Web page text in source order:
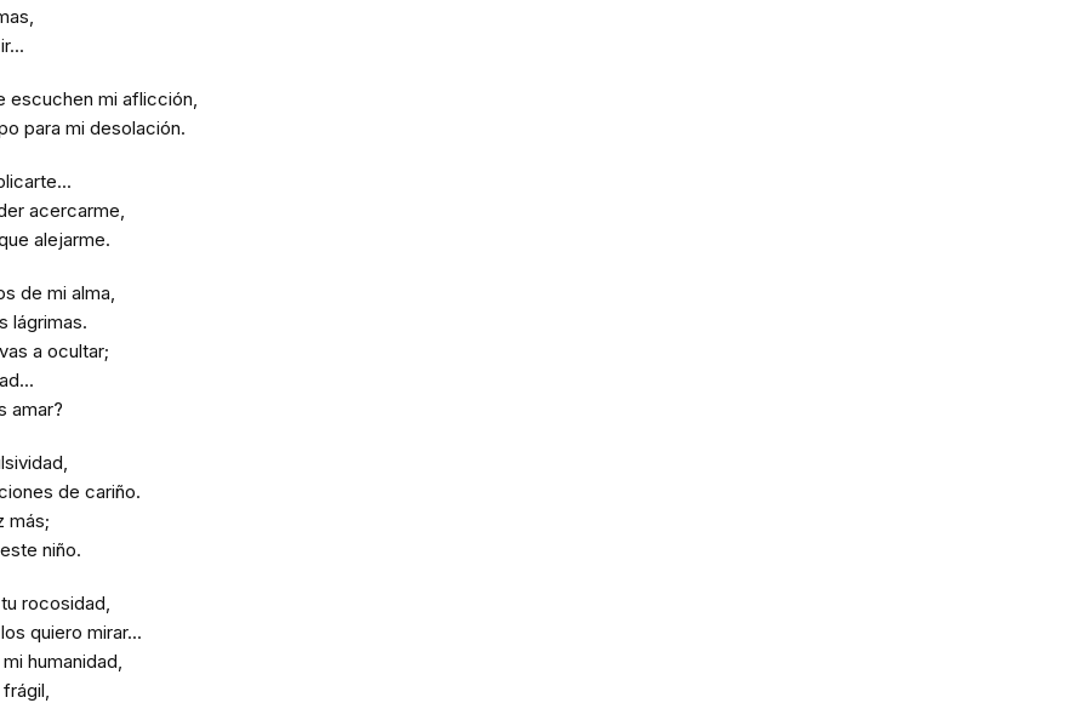
escuchen mi aflicción,
para mi desolación.
acercarme,
alejarme.
de mi alma,
lágrimas.
a ocultar;
amar?
de cariño.
más;
niño.
rocosidad,
quiero mirar...
humanidad,